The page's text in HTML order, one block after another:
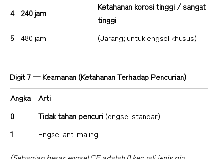
4 240 jam
Ketahanan korosi tinggi / sangat
tinggi
5 480 jam (Jarang; untuk engsel khusus)
Digit 7 — Keamanan (Ketahanan Terhadap Pencurian)
Angka
Arti
0
Tidak tahan pencuri (engsel standar)
1
Engsel anti maling